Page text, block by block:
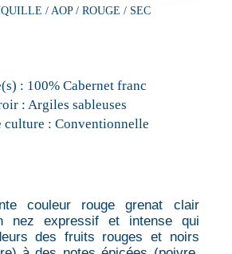
/ AOP / ROUGE / SEC
: 100% Cabernet franc
: Argiles sableuses
culture : Conventionnelle
couleur rouge grenat clair
nez expressif et intense qui
des fruits rouges et noirs